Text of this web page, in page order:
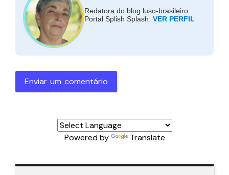
Redatora do blog luso-brasileiro
Portal Splish Splash. VER PERFIL
Enviar um comentário
Powered by Translate